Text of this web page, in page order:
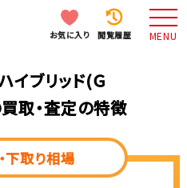
お気に入り 閲覧履歴 MENU
イブリッド(Ｇ
取・査定の特徴
下取り相場